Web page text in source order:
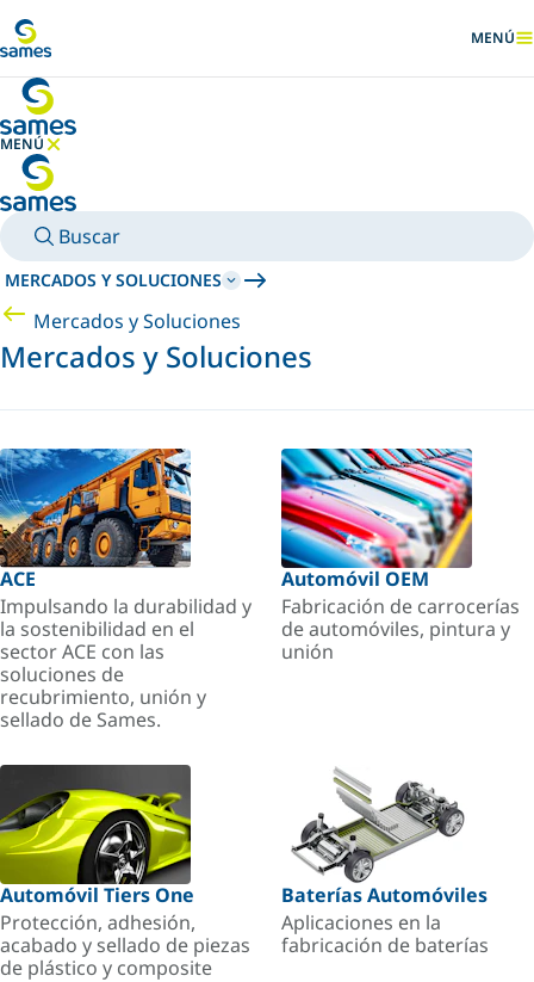
MENÚ
MENÚ
OCULTAR MENÚ
Buscar
MERCADOS Y SOLUCIONES
Mercados y Soluciones
Mercados y Soluciones
ACE
Impulsando la durabilidad y
la sostenibilidad en el
sector ACE con las
soluciones de
recubrimiento, unión y
sellado de Sames.
Automóvil OEM
Fabricación de carrocerías
de automóviles, pintura y
unión
Automóvil Tiers One
Protección, adhesión,
acabado y sellado de piezas
de plástico y composite
Baterías Automóviles
Aplicaciones en la
fabricación de baterías